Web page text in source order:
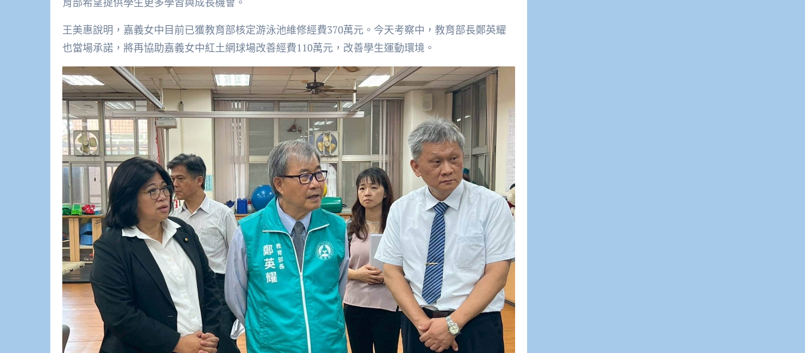
王美惠說明，嘉義女中目前已獲教育部核定游泳池維修經費370萬元。今天考察中，教育部長鄭英耀
也當場承諾，將再協助嘉義女中紅土網球場改善經費110萬元，改善學生運動環境。